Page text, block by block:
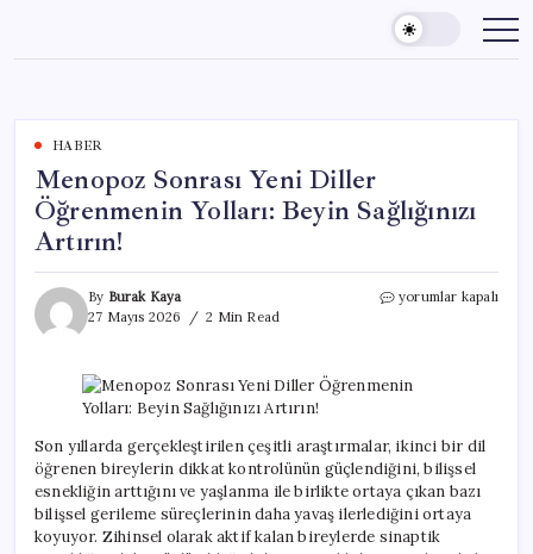
content
HABER
Menopoz Sonrası Yeni Diller
Öğrenmenin Yolları: Beyin Sağlığınızı
Artırın!
By Burak Kaya
27 Mayıs 2026
2 Min Read
Menopoz
Öğrenmenin
Yolları:
Sağlığınızı
Artırın!
için
yorumlar kapalı
Son yıllarda gerçekleştirilen çeşitli araştırmalar, ikinci bir dil
öğrenen bireylerin dikkat kontrolünün güçlendiğini, bilişsel
esnekliğin arttığını ve yaşlanma ile birlikte ortaya çıkan bazı
bilişsel gerileme süreçlerinin daha yavaş ilerlediğini ortaya
koyuyor. Zihinsel olarak aktif kalan bireylerde sinaptik